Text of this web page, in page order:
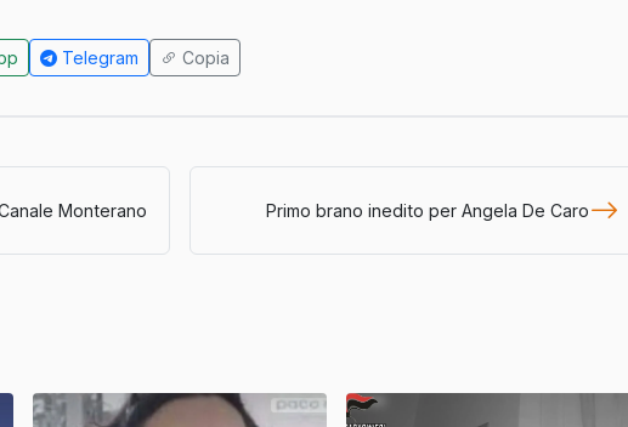
Telegram Copia
Monterano Primo brano inedito per Angela De Caro